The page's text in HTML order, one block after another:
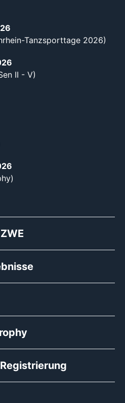
Tanzsporttage 2026)
II - V)